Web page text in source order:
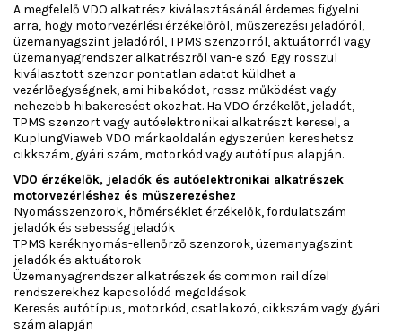
A megfelelő VDO alkatrész kiválasztásánál érdemes figyelni
arra, hogy motorvezérlési érzékelőről, műszerezési jeladóról,
üzemanyagszint jeladóról, TPMS szenzorról, aktuátorról vagy
üzemanyagrendszer alkatrészről van-e szó. Egy rosszul
kiválasztott szenzor pontatlan adatot küldhet a
vezérlőegységnek, ami hibakódot, rossz működést vagy
nehezebb hibakeresést okozhat. Ha VDO érzékelőt, jeladót,
TPMS szenzort vagy autóelektronikai alkatrészt keresel, a
KuplungViaweb VDO márkaoldalán egyszerűen kereshetsz
cikkszám, gyári szám, motorkód vagy autótípus alapján.
VDO érzékelők, jeladók és autóelektronikai alkatrészek
motorvezérléshez és műszerezéshez
Nyomásszenzorok, hőmérséklet érzékelők, fordulatszám
jeladók és sebesség jeladók
TPMS keréknyomás-ellenőrző szenzorok, üzemanyagszint
jeladók és aktuátorok
Üzemanyagrendszer alkatrészek és common rail dízel
rendszerekhez kapcsolódó megoldások
Keresés autótípus, motorkód, csatlakozó, cikkszám vagy gyári
szám alapján